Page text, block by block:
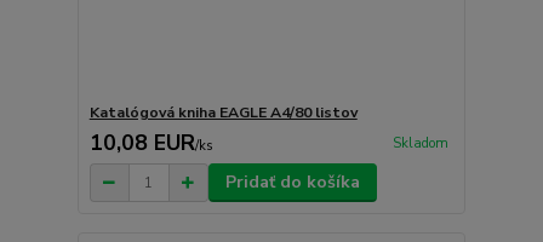
Katalógová kniha EAGLE A4/80 listov
10,08 EUR/ks Skladom
Pridať do košíka